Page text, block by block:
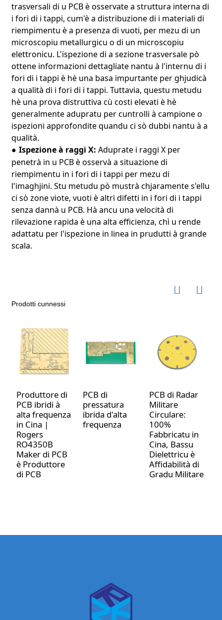
trasversali di u PCB è osservate a struttura interna di
i fori di i tappi, cum'è a distribuzione di i materiali di
riempimentu è a presenza di vuoti, per mezu di un
microscopiu metallurgicu o di un microscopiu
elettronicu. L'ispezione di a sezione trasversale pò
ottene informazioni dettagliate nantu à l'internu di i
fori di i tappi è hè una basa impurtante per ghjudicà
a qualità di i fori di i tappi. Tuttavia, questu metudu
hè una prova distruttiva cù costi elevati è hè
generalmente adupratu per cuntrolli à campione o
ispezioni approfondite quandu ci sò dubbi nantu à a
qualità.
● Ispezione à raggi X: Aduprate i raggi X per
penetrà in u PCB è osservà a situazione di
riempimentu in i fori di i tappi per mezu di
l'imaghjini. Stu metudu pò mustrà chjaramente s'ellu
ci sò zone viote, vuoti è altri difetti in i fori di i tappi
senza dannà u PCB. Hà ancu una velocità di
rilevazione rapida è una alta efficienza, chì u rende
adattatu per l'ispezione in linea in prudutti à grande
scala.
Prodotti cunnessi
Produttore di
PCB ibridi à
alta frequenza
in Cina |
Rogers
RO4350B
Maker di PCB
è Produttore
di PCB
PCB di
pressatura
ibrida d'alta
frequenza
PCB di Radar
Militare
Circulare:
100%
Fabbricatu in
Cina, Bassu
Dielettricu è
Affidabilità di
Gradu Militare